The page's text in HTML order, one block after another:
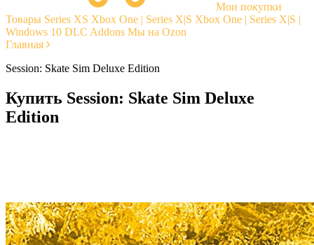
Мои покупки
Товары Series XS Xbox One | Series X|S Xbox One | Series X|S |
Windows 10 DLC Addons Мы на Ozon
Главная
Session: Skate Sim Deluxe Edition
Купить Session: Skate Sim Deluxe
Edition